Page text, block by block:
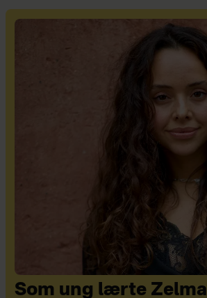
Som ung lærte Zelma